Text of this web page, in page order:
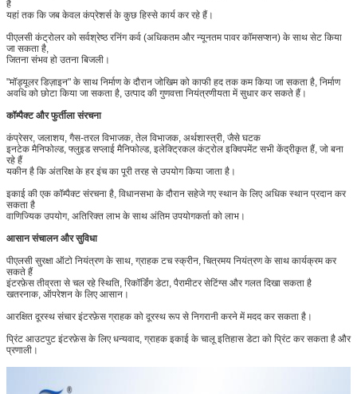
है
यहां तक ​​कि जब केवल कंप्रेशर्स के कुछ हिस्से कार्य कर रहे हैं।
पीएलसी कंट्रोलर को सर्वश्रेष्ठ रनिंग कर्व (अधिकतम और न्यूनतम पावर कॉमसप्शन) के साथ सेट किया
जा सकता है,
जितना संभव हो उतना बिजली।
"मॉड्यूलर डिज़ाइन" के साथ निर्माण के दौरान जोखिम को काफी हद तक कम किया जा सकता है, निर्माण
अवधि को छोटा किया जा सकता है, उत्पाद की गुणवत्ता नियंत्रणीयता में सुधार कर सकते हैं।
कॉम्पैक्ट और फुर्तीला संरचना
कंप्रेसर, जलाशय, गैस-तरल विभाजक, तेल विभाजक, अर्थशास्त्री, जैसे घटक
इनटेक मैनिफोल्ड, फ्लुइड सप्लाई मैनिफोल्ड, इलेक्ट्रिकल कंट्रोल इक्विपमेंट सभी केंद्रीकृत हैं, जो बना
रहे हैं
यकीन है कि अंतरिक्ष के हर इंच का पूरी तरह से उपयोग किया जाता है।
इकाई की एक कॉम्पैक्ट संरचना है, विधानसभा के दौरान सहेजे गए स्थान के लिए अधिक स्थान प्रदान कर
सकता है
वाणिज्यिक उपयोग, अतिरिक्त लाभ के साथ अंतिम उपयोगकर्ता को लाभ।
आसान संचालन और सुविधा
पीएलसी सुरक्षा ऑटो नियंत्रण के साथ, ग्राहक टच स्क्रीन, चित्रमय नियंत्रण के साथ कार्यक्रम कर
सकते हैं
इंटरफ़ेस तीव्रता से चल रहे स्थिति, रिकॉर्डिंग डेटा, पैरामीटर सेटिंग्स और गलत दिखा सकता है
खतरनाक, ऑपरेशन के लिए आसान।
आरक्षित दूरस्थ संचार इंटरफ़ेस ग्राहक को दूरस्थ रूप से निगरानी करने में मदद कर सकता है।
प्रिंट आउटपुट इंटरफ़ेस के लिए धन्यवाद, ग्राहक इकाई के चालू इतिहास डेटा को प्रिंट कर सकता है और
प्रणाली।